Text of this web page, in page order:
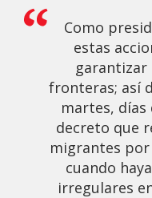
Como
estas
garantizar
fronteras; así
martes, días
decreto que
migrantes
cuando
irregulares